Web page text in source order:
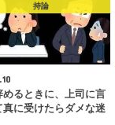
持論
めるときに、上司に言
真に受けたらダメな迷